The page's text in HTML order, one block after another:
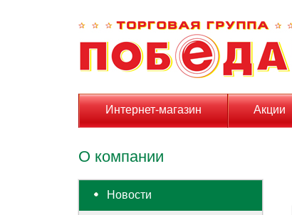
Интернет-магазин Акции
О компании
Новости